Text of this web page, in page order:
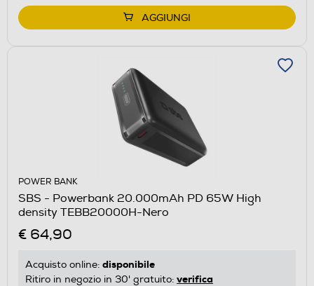
AGGIUNGI
POWER BANK
SBS - Powerbank 20.000mAh PD 65W High
density TEBB20000H-Nero
€ 64,90
Acquisto online: disponibile
Ritiro in negozio in 30' gratuito: verifica